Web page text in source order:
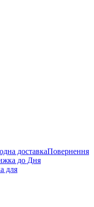
доставкаПовернення
до Дня
для